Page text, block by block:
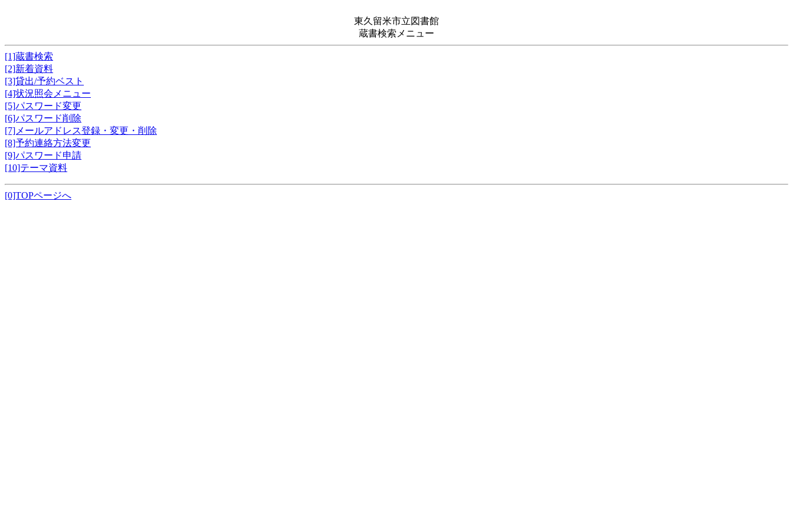
東久留米市立図書館
蔵書検索メニュー
[1]蔵書検索
[2]新着資料
[3]貸出/予約ベスト
[4]状況照会メニュー
[5]パスワード変更
[6]パスワード削除
[7]メールアドレス登録・変更・削除
[8]予約連絡方法変更
[9]パスワード申請
[10]テーマ資料
[0]TOPページへ